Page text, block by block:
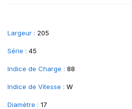
Largeur : 205
Série : 45
Indice de Charge : 88
Indice de Vitesse : W
Diamètre : 17